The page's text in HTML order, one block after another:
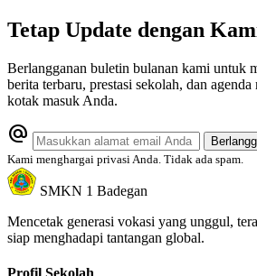
Tetap Update dengan
Berlangganan buletin bulanan kami untuk
berita terbaru, prestasi sekolah, dan
kotak masuk Anda.
alternate_email
Kami menghargai privasi Anda. Tidak ada spam.
SMKN 1 Badegan
Mencetak generasi vokasi yang unggul,
siap menghadapi tantangan global.